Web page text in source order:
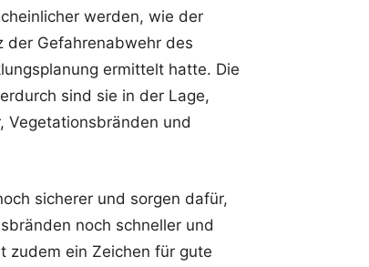
werden, wie der
der Gefahrenabwehr des
ermittelt hatte. Die
sind sie in der Lage,
Vegetationsbränden und
sicherer und sorgen dafür,
noch schneller und
zudem ein Zeichen für gute